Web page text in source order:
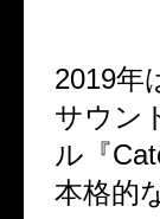
2019年
サウン
ル『
本格的